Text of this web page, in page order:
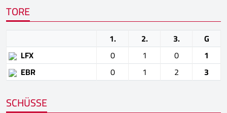
TORE
1. 2. 3.
G
LFX
0 1 0
1
EBR
0 1 2 3
SCHÜSSE